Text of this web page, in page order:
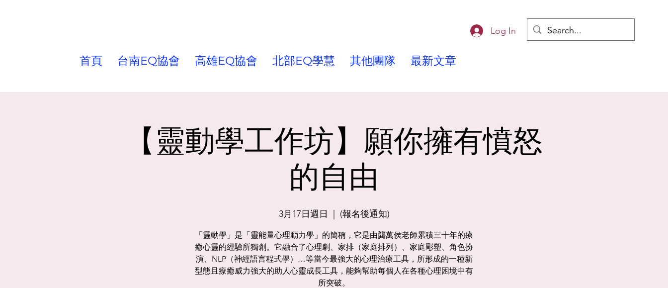
首頁 台南EQ協會 高雄EQ協會 北部EQ學慧 其他團隊 最新文章
Log In
【靈動學工作坊】願你擁有憤怒
的自由
3月17日週日 (報名後通知)
「靈動學」是「靈能量心理動力學」的簡稱，它是由龔萬侯老師累積三十年的療
癒心靈的經驗所獨創。它融合了心理劇、家排（家庭排列）、家庭彫塑、角色扮
演、NLP（神經語言程式學）…等當今最強大的心理治療工具，所形成的一種新
型態且療癒威力強大的助人心靈成長工具，能夠幫助每個人在各種心理困境中有
所突破。